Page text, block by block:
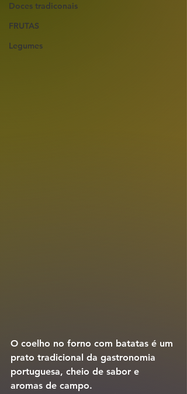
Doces tradiconais
FRUTAS
Legumes
O coelho no forno com batatas é um
prato tradicional da gastronomia
portuguesa, cheio de sabor e
aromas de campo.